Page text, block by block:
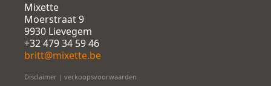
Mixette
Moerstraat 9
9930 Lievegem
+32 479 34 59 46
britt@mixette.be
Disclaimer | verkoopsvoorwaarden